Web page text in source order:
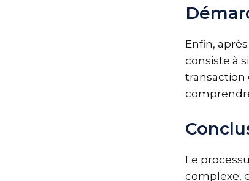
Enfin,
consiste à
transaction
Le
complexe,